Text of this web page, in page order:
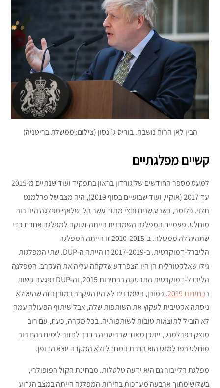
הבין לאן הרוח נושבת. בוריס ג’ונסון (צילום: ממשלת בריטניה)
קשיים מפלגתיים
למעט מספר החודשים של גורדון בראון בתפקיד ועוד שנתיים מ-2015
עד 2017 (אוקיי, ועוד שבועיים בסוף 2019), היה מצב של פרלמנט
תלוי. כלומר, כשבע שנים וחצי מתוך עשר בלי שלאף מפלגה היה רוב
מוחלט. פעמיים המפלגה השמרנית הייתה זקוקה למפלגה אחרת כדי
שתהיה לה ממשלה. ב-2010-2015 זו הייתה המפלגה
הליברל-דמוקרטית. ב-2017-2019 זו הייתה ה-DUP. שתי המפלגות
גילו שאלקטורלית הן היו הצפרדע שלקחה עליה את העקרב. המפלגה
הליברל-דמוקרטית התרסקה בבחירות 2015, וה-DUP נפגעה קשות
בבחירות 2019
. כמובן, השמרנים לא היו העקרב במובן הזה שהיא לא
ניסתה אקטיבית לעקוץ את השותפות שלה, אבל שיתוף הפעולה עמה
לא הוביל לתוצאות טובות לשותפותיה. בכל מקרה, כעת, עם רוב
מוצק בפרלמנט, ייתכן מאוד שבריטניה בדרך לחזור לימים בהם רוב
מוחלט בפרלמנט הוא בררת המחדל ולא המקרה יוצא הדופן.
מפלגת הלייבור גם היא ידעה טלטלות. מבחינת הקול הפופולרי,
בשלוש מתוך ארבעה מערכות בחירות המפלגה הייתה במצב הגרוע